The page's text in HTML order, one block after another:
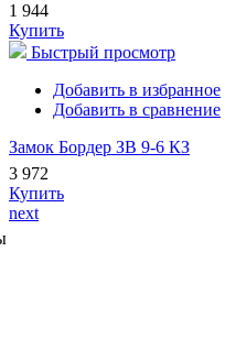
1 944
Купить
Быстрый просмотр
Добавить в избранное
Добавить в сравнение
Замок Бордер ЗВ 9-6 КЗ
3 972
Купить
next